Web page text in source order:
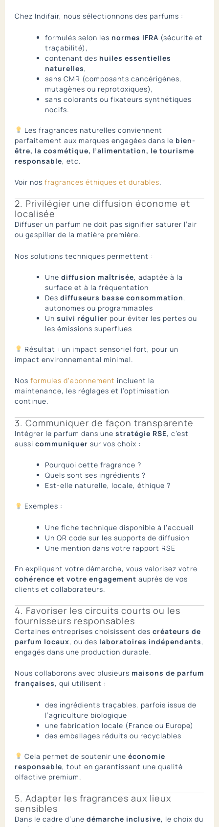
Chez Indifair, nous sélectionnons des parfums :
formulés selon les normes IFRA (sécurité et
traçabilité),
contenant des huiles essentielles
naturelles,
sans CMR (composants cancérigènes,
mutagènes ou reprotoxiques),
sans colorants ou fixateurs synthétiques
nocifs.
Les fragrances naturelles conviennent
parfaitement aux marques engagées dans le bien-
être, la cosmétique, l’alimentation, le tourisme
responsable, etc.
Voir nos fragrances éthiques et durables.
2. Privilégier une diffusion économe et
localisée
Diffuser un parfum ne doit pas signifier saturer l’air
ou gaspiller de la matière première.
Nos solutions techniques permettent :
Une diffusion maîtrisée, adaptée à la
surface et à la fréquentation
Des diffuseurs basse consommation,
autonomes ou programmables
Un suivi régulier pour éviter les pertes ou
les émissions superflues
Résultat : un impact sensoriel fort, pour un
impact environnemental minimal.
Nos formules d’abonnement incluent la
maintenance, les réglages et l’optimisation
continue.
3. Communiquer de façon transparente
Intégrer le parfum dans une stratégie RSE, c’est
aussi communiquer sur vos choix :
Pourquoi cette fragrance ?
Quels sont ses ingrédients ?
Est-elle naturelle, locale, éthique ?
Exemples :
Une fiche technique disponible à l’accueil
Un QR code sur les supports de diffusion
Une mention dans votre rapport RSE
En expliquant votre démarche, vous valorisez votre
cohérence et votre engagement auprès de vos
clients et collaborateurs.
4. Favoriser les circuits courts ou les
fournisseurs responsables
Certaines entreprises choisissent des créateurs de
parfum locaux, ou des laboratoires indépendants,
engagés dans une production durable.
Nous collaborons avec plusieurs maisons de parfum
françaises, qui utilisent :
des ingrédients traçables, parfois issus de
l’agriculture biologique
une fabrication locale (France ou Europe)
des emballages réduits ou recyclables
Cela permet de soutenir une économie
responsable, tout en garantissant une qualité
olfactive premium.
5. Adapter les fragrances aux lieux
sensibles
Dans le cadre d’une démarche inclusive, le choix du